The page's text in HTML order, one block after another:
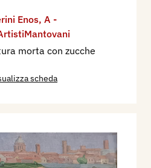
Enos, A -
morta con zucche
scheda